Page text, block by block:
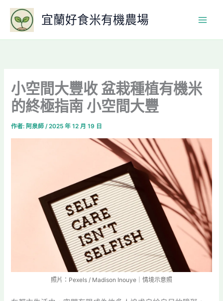
要
宜蘭好食米有機農場
小空間大豐收 盆栽種植有機米
的終極指南 小空間大豐
作者: 阿泉師/2025 年 12 月 19 日
照片：Pexels / Madison Inouye｜情境示意照